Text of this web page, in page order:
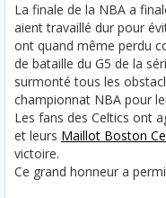
La finale de la NBA a
aient travaillé dur pour
ont quand même perdu
de bataille du G5 de la
surmonté tous les
championnat NBA pour
Les fans des Celtics ont
et leurs Maillot Boston
victoire.
Ce grand honneur a